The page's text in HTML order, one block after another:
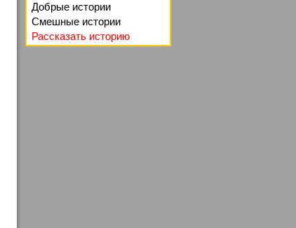
Добрые истории
Смешные истории
Рассказать историю